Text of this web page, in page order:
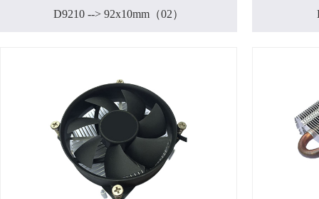
D9210 --> 92x10mm（02）